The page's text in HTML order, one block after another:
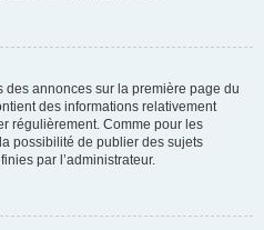
annonces sur la première page du
des informations relativement
régulièrement. Comme pour les
possibilité de publier des sujets
par l’administrateur.